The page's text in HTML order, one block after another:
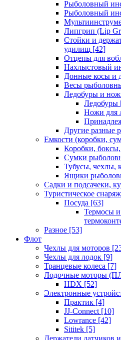
Рыболовный
Рыболовный
Липгрип (Lip
Стойки и
удилищ [42]
Отцепы для
Нахлыстовый
Донные косы и
Весы
Ледобуры и
Ледобуры
Ножи для
Другие разные
Емкости (коробки,
Коробки,
Сумки
Тубусы, чехлы,
Ящики
Садки и подсачеки,
Туристическое
Посуда [63]
Термосы
Разное [53]
Флот
Чехлы для моторов
Чехлы для лодок [9]
Транцевые колеса [7]
Лодочные моторы
HDX [52]
Электронные
Практик [4]
JJ-Connect [10]
Lowrance [42]
Sititek [5]